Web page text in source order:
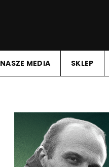
NASZE MEDIA SKLEP